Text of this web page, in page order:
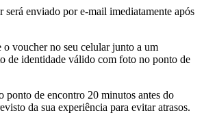
será enviado por e-mail imediatamente após
o voucher no seu celular junto a um
de identidade válido com foto no ponto de
ponto de encontro 20 minutos antes do
da sua experiência para evitar atrasos.